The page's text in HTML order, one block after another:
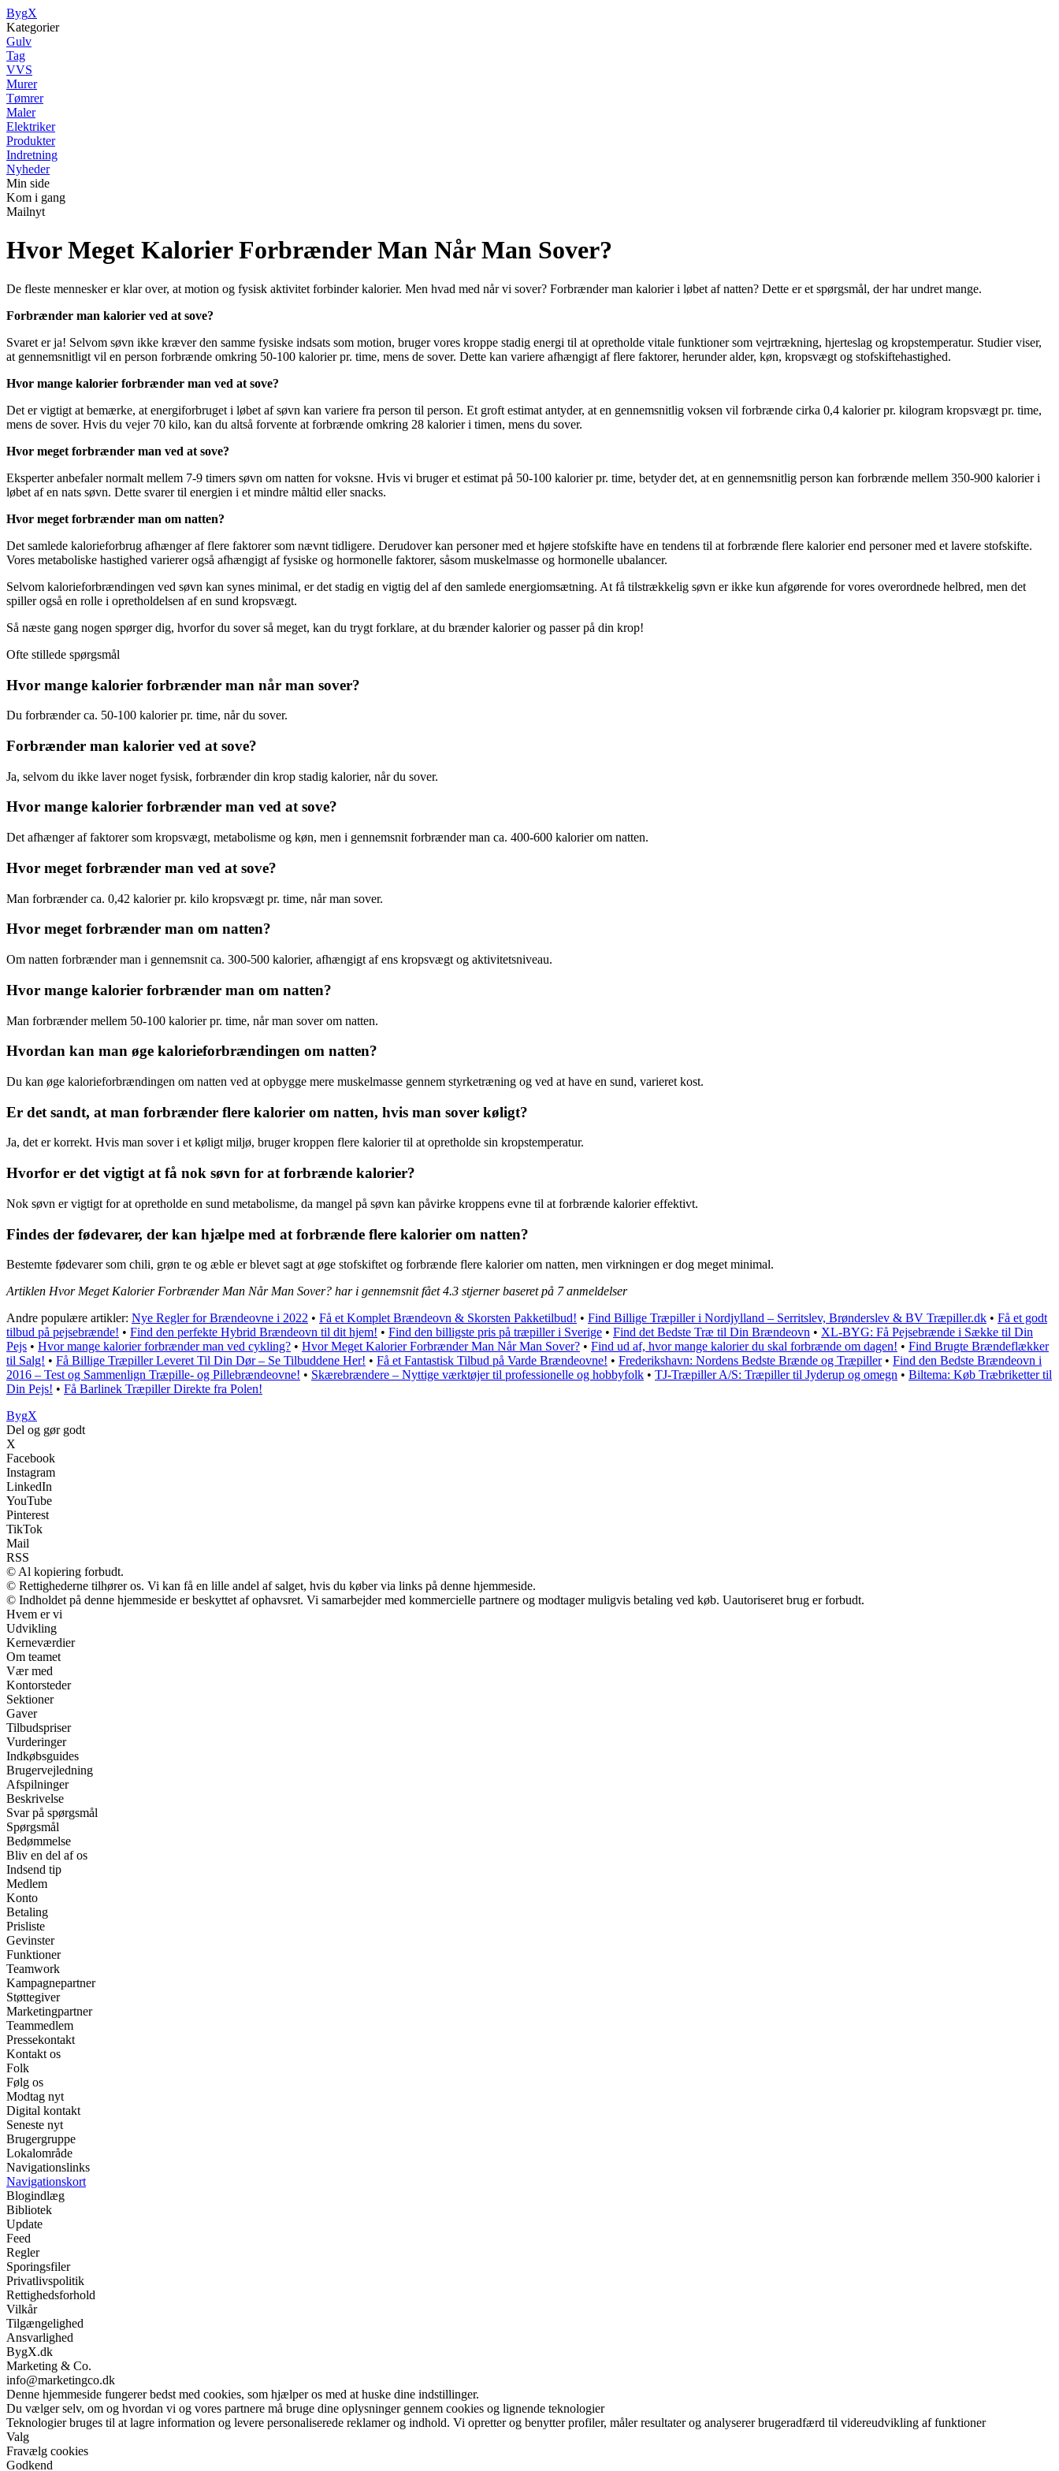
BygX
Kategorier
Gulv
Tag
VVS
Murer
Tømrer
Maler
Elektriker
Produkter
Indretning
Nyheder
Min side
Kom i gang
Mailnyt
Hvor Meget Kalorier Forbrænder Man Når Man Sover?
De fleste mennesker er klar over, at motion og fysisk aktivitet forbinder kalorier. Men hvad med når vi sover? Forbrænder man kalorier i løbet af natten? Dette er et spørgsmål, der har undret mange.
Forbrænder man kalorier ved at sove?
Svaret er ja! Selvom søvn ikke kræver den samme fysiske indsats som motion, bruger vores kroppe stadig energi til at opretholde vitale funktioner som vejrtrækning, hjerteslag og kropstemperatur. Studier viser,
at gennemsnitligt vil en person forbrænde omkring 50-100 kalorier pr. time, mens de sover. Dette kan variere afhængigt af flere faktorer, herunder alder, køn, kropsvægt og stofskiftehastighed.
Hvor mange kalorier forbrænder man ved at sove?
Det er vigtigt at bemærke, at energiforbruget i løbet af søvn kan variere fra person til person. Et groft estimat antyder, at en gennemsnitlig voksen vil forbrænde cirka 0,4 kalorier pr. kilogram kropsvægt pr. time,
mens de sover. Hvis du vejer 70 kilo, kan du altså forvente at forbrænde omkring 28 kalorier i timen, mens du sover.
Hvor meget forbrænder man ved at sove?
Eksperter anbefaler normalt mellem 7-9 timers søvn om natten for voksne. Hvis vi bruger et estimat på 50-100 kalorier pr. time, betyder det, at en gennemsnitlig person kan forbrænde mellem 350-900 kalorier i
løbet af en nats søvn. Dette svarer til energien i et mindre måltid eller snacks.
Hvor meget forbrænder man om natten?
Det samlede kalorieforbrug afhænger af flere faktorer som nævnt tidligere. Derudover kan personer med et højere stofskifte have en tendens til at forbrænde flere kalorier end personer med et lavere stofskifte.
Vores metaboliske hastighed varierer også afhængigt af fysiske og hormonelle faktorer, såsom muskelmasse og hormonelle ubalancer.
Selvom kalorieforbrændingen ved søvn kan synes minimal, er det stadig en vigtig del af den samlede energiomsætning. At få tilstrækkelig søvn er ikke kun afgørende for vores overordnede helbred, men det
spiller også en rolle i opretholdelsen af en sund kropsvægt.
Så næste gang nogen spørger dig, hvorfor du sover så meget, kan du trygt forklare, at du brænder kalorier og passer på din krop!
Ofte stillede spørgsmål
Hvor mange kalorier forbrænder man når man sover?
Du forbrænder ca. 50-100 kalorier pr. time, når du sover.
Forbrænder man kalorier ved at sove?
Ja, selvom du ikke laver noget fysisk, forbrænder din krop stadig kalorier, når du sover.
Hvor mange kalorier forbrænder man ved at sove?
Det afhænger af faktorer som kropsvægt, metabolisme og køn, men i gennemsnit forbrænder man ca. 400-600 kalorier om natten.
Hvor meget forbrænder man ved at sove?
Man forbrænder ca. 0,42 kalorier pr. kilo kropsvægt pr. time, når man sover.
Hvor meget forbrænder man om natten?
Om natten forbrænder man i gennemsnit ca. 300-500 kalorier, afhængigt af ens kropsvægt og aktivitetsniveau.
Hvor mange kalorier forbrænder man om natten?
Man forbrænder mellem 50-100 kalorier pr. time, når man sover om natten.
Hvordan kan man øge kalorieforbrændingen om natten?
Du kan øge kalorieforbrændingen om natten ved at opbygge mere muskelmasse gennem styrketræning og ved at have en sund, varieret kost.
Er det sandt, at man forbrænder flere kalorier om natten, hvis man sover køligt?
Ja, det er korrekt. Hvis man sover i et køligt miljø, bruger kroppen flere kalorier til at opretholde sin kropstemperatur.
Hvorfor er det vigtigt at få nok søvn for at forbrænde kalorier?
Nok søvn er vigtigt for at opretholde en sund metabolisme, da mangel på søvn kan påvirke kroppens evne til at forbrænde kalorier effektivt.
Findes der fødevarer, der kan hjælpe med at forbrænde flere kalorier om natten?
Bestemte fødevarer som chili, grøn te og æble er blevet sagt at øge stofskiftet og forbrænde flere kalorier om natten, men virkningen er dog meget minimal.
Artiklen Hvor Meget Kalorier Forbrænder Man Når Man Sover? har i gennemsnit fået4.3 stjerner baseret på 7anmeldelser
Andre populære artikler: Nye Regler for Brændeovne i 2022 • Få et Komplet Brændeovn & Skorsten Pakketilbud! • Find Billige Træpiller i Nordjylland – Serritslev, Brønderslev & BV Træpiller.dk • Få et godt
tilbud på pejsebrænde! • Find den perfekte Hybrid Brændeovn til dit hjem! • Find den billigste pris på træpiller i Sverige • Find det Bedste Træ til Din Brændeovn • XL-BYG: Få Pejsebrænde i Sække til Din
Pejs • Hvor mange kalorier forbrænder man ved cykling? • Hvor Meget Kalorier Forbrænder Man Når Man Sover? • Find ud af, hvor mange kalorier du skal forbrænde om dagen! • Find Brugte Brændeflækker
til Salg! • Få Billige Træpiller Leveret Til Din Dør – Se Tilbuddene Her! • Få et Fantastisk Tilbud på Varde Brændeovne! • Frederikshavn: Nordens Bedste Brænde og Træpiller• Find den Bedste Brændeovn i
2016 – Test og Sammenlign Træpille- og Pillebrændeovne! • Skærebrændere – Nyttige værktøjer til professionelle og hobbyfolk • TJ-Træpiller A/S: Træpiller til Jyderup og omegn • Biltema: Køb Træbriketter til
Din Pejs! • Få Barlinek Træpiller Direkte fra Polen!
BygX
Del og gør godt
X
Facebook
Instagram
LinkedIn
YouTube
Pinterest
TikTok
Mail
RSS
© Al kopiering forbudt.
© Rettighederne tilhører os. Vi kan få en lille andel af salget, hvis du køber via links på denne hjemmeside.
© Indholdet på denne hjemmeside er beskyttet af ophavsret. Vi samarbejder med kommercielle partnere og modtager muligvis betaling ved køb. Uautoriseret brug er forbudt.
Hvem er vi
Udvikling
Kerneværdier
Om teamet
Vær med
Kontorsteder
Sektioner
Gaver
Tilbudspriser
Vurderinger
Indkøbsguides
Brugervejledning
Afspilninger
Beskrivelse
Svar på spørgsmål
Spørgsmål
Bedømmelse
Bliv en del af os
Indsend tip
Medlem
Konto
Betaling
Prisliste
Gevinster
Funktioner
Teamwork
Kampagnepartner
Støttegiver
Marketingpartner
Teammedlem
Pressekontakt
Kontakt os
Folk
Følg os
Modtag nyt
Digital kontakt
Seneste nyt
Brugergruppe
Lokalområde
Navigationslinks
Navigationskort
Blogindlæg
Bibliotek
Update
Feed
Regler
Sporingsfiler
Privatlivspolitik
Rettighedsforhold
Vilkår
Tilgængelighed
Ansvarlighed
BygX.dk
Marketing & Co.
info@marketingco.dk
Denne hjemmeside fungerer bedst med cookies, som hjælper os med at huske dine indstillinger.
Du vælger selv, om og hvordan vi og vores partnere må bruge dine oplysninger gennem cookies og lignende teknologier
Teknologier bruges til at lagre information og levere personaliserede reklamer og indhold. Vi opretter og benytter profiler, måler resultater og analyserer brugeradfærd til videreudvikling af funktioner
Valg
Fravælg cookies
Godkend